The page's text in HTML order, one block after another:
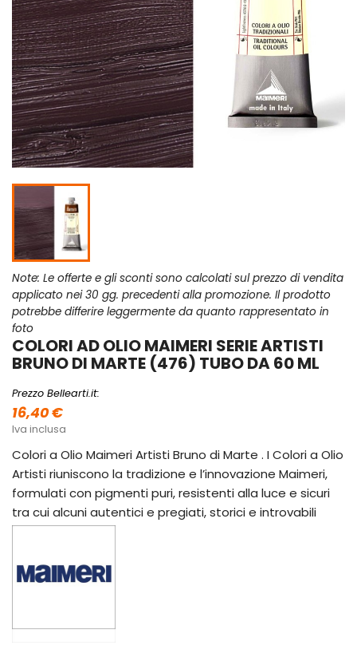
Note: Le offerte e gli sconti sono calcolati sul prezzo di vendita
applicato nei 30 gg. precedenti alla promozione. Il prodotto
potrebbe differire leggermente da quanto rappresentato in
foto
COLORI AD OLIO MAIMERI SERIE ARTISTI
BRUNO DI MARTE (476) TUBO DA 60 ML
Prezzo Bellearti.it:
16,40 €
Iva inclusa
Colori a Olio Maimeri Artisti Bruno di Marte . I Colori a Olio
Artisti riuniscono la tradizione e l’innovazione Maimeri,
formulati con pigmenti puri, resistenti alla luce e sicuri
tra cui alcuni autentici e pregiati, storici e introvabili